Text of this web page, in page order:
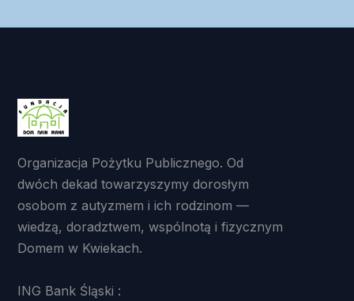
Organizacja Pożytku Publicznego. Od
dwóch dekad towarzyszymy dorosłym
osobom z autyzmem i ich rodzinom —
wiedzą, doradztwem, wspólnotą i fizycznym
Domem w Kwiekach.
ING Bank Śląski :